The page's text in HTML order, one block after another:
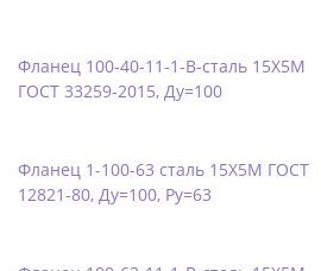
Фланец 100-40-11-1-B-сталь 15Х5М
ГОСТ 33259-2015, Ду=100
Фланец 1-100-63 сталь 15Х5М ГОСТ
12821-80, Ду=100, Ру=63